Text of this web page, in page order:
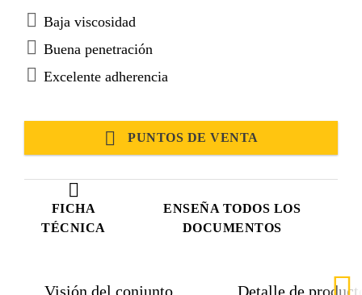
FICHA
TÉCNICA
ENSEÑA TODOS LOS
DOCUMENTOS
Baja viscosidad
Buena penetración
Excelente adherencia
PUNTOS DE VENTA
Visión del conjunto Detalle de